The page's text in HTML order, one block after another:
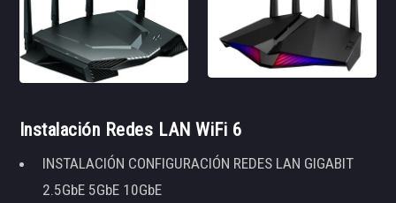
Instalación Redes LAN WiFi 6
INSTALACIÓN CONFIGURACIÓN REDES LAN GIGABIT
2.5GbE 5GbE 10GbE